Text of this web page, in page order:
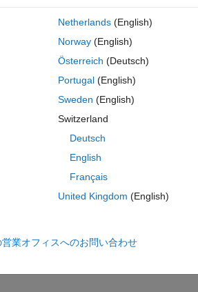
0 投票
the codeword into decimal and get
to know how to calculate the length in large
Netherlands(English)
Norway(English)
Österreich (Deutsch)
Portugal(English)
Sweden (English)
Switzerland
Deutsch
English
Français
United Kingdom (English)
業オフィスへのお問い合わせ